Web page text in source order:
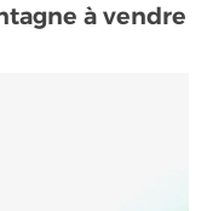
à vendre